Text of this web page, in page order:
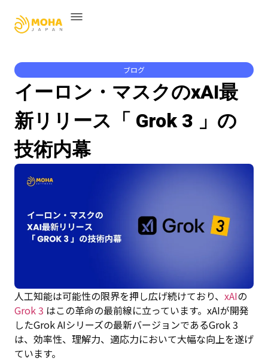
ブログ
イーロン・マスクのxAI最
新リリース「 Grok 3 」の
技術内幕
人工知能は可能性の限界を押し広げ続けており、 xAIの
Grok 3 はこの革命の最前線に立っています。xAIが開発
したGrok AIシリーズの最新バージョンであるGrok 3
は、効率性、理解力、適応力において大幅な向上を遂げ
ています。